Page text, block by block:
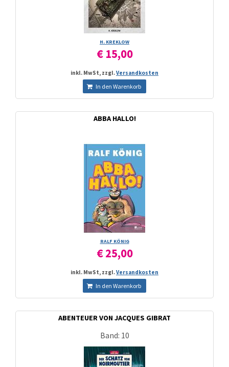
H. KREKLOW
€ 15,00
inkl. MwSt, zzgl.Versandkosten
In den Warenkorb
ABBA HALLO!
RALF KÖNIG
€ 25,00
inkl. MwSt, zzgl.Versandkosten
In den Warenkorb
ABENTEUER VON JACQUES GIBRAT
Band: 10